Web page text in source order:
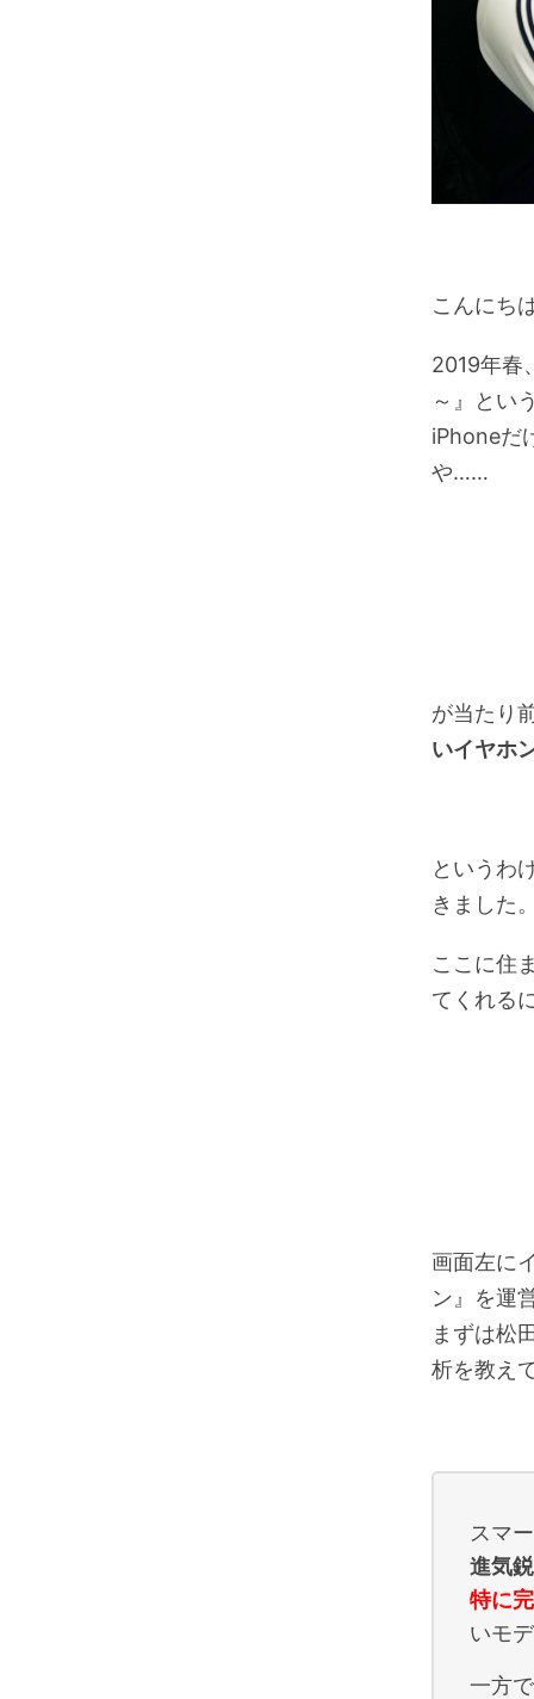
こんにち
2019年春
～』とい
iPhoneだ
や……
が当たり
いイヤホ
というわ
きました
ここに住
てくれる
画面左に
ン』を運
まずは松
析を教え
スマ
進気
特に
いモ
一方